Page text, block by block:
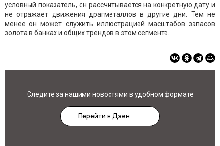
условный показатель, он рассчитывается на конкретную дату и
не отражает движения драгметаллов в другие дни. Тем не
менее он может служить иллюстрацией масштабов запасов
золота в банках и общих трендов в этом сегменте.
Следите за нашими новостями в удобном формате
Перейти в Дзен